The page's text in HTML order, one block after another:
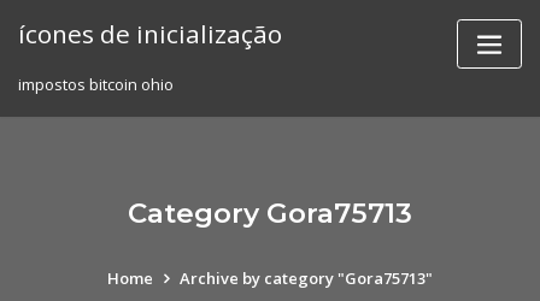
ícones de inicialização
impostos bitcoin ohio
Category Gora75713
Home Archive by category "Gora75713"